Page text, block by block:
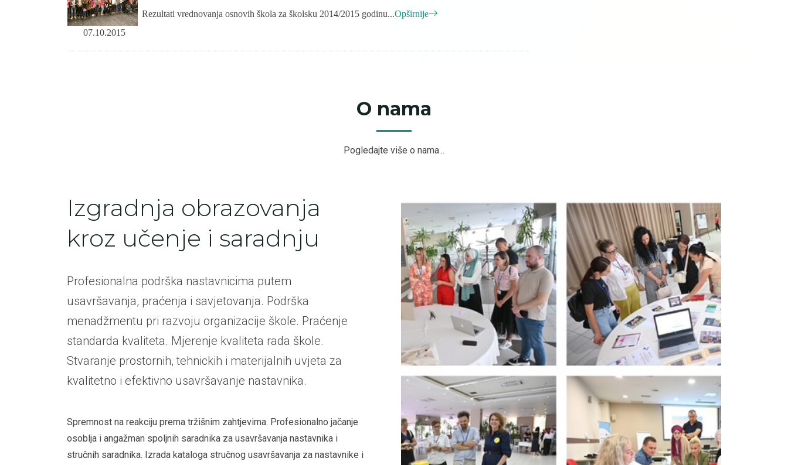
07.10.2015
Rezultati vrednovanja osnovih škola za školsku 2014/2015 godinu...Opširnije
O nama
Pogledajte više o nama...
Izgradnja obrazovanja
kroz učenje i saradnju
Profesionalna podrška nastavnicima putem
usavršavanja, praćenja i savjetovanja. Podrška
menadžmentu pri razvoju organizacije škole. Praćenje
standarda kvaliteta. Mjerenje kvaliteta rada škole.
Stvaranje prostornih, tehnickih i materijalnih uvjeta za
kvalitetno i efektivno usavršavanje nastavnika.
Spremnost na reakciju prema tržišnim zahtjevima. Profesionalno jačanje
osoblja i angažman spoljnih saradnika za usavršavanja nastavnika i
stručnih saradnika. Izrada kataloga stručnog usavršavanja za nastavnike i